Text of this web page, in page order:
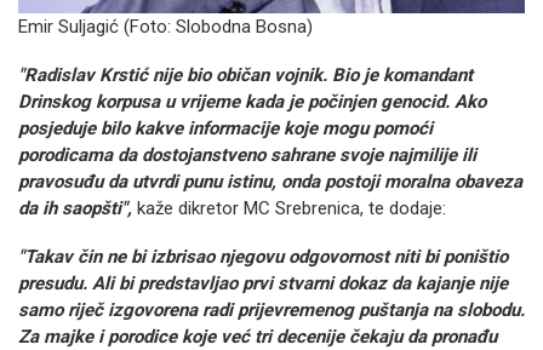
Emir Suljagić (Foto: Slobodna Bosna)
"Radislav Krstić nije bio običan vojnik. Bio je komandant
Drinskog korpusa u vrijeme kada je počinjen genocid. Ako
posjeduje bilo kakve informacije koje mogu pomoći
porodicama da dostojanstveno sahrane svoje najmilije ili
pravosuđu da utvrdi punu istinu, onda postoji moralna obaveza
da ih saopšti", kaže dikretor MC Srebrenica, te dodaje:
"Takav čin ne bi izbrisao njegovu odgovornost niti bi poništio
presudu. Ali bi predstavljao prvi stvarni dokaz da kajanje nije
samo riječ izgovorena radi prijevremenog puštanja na slobodu.
Za majke i porodice koje već tri decenije čekaju da pronađu